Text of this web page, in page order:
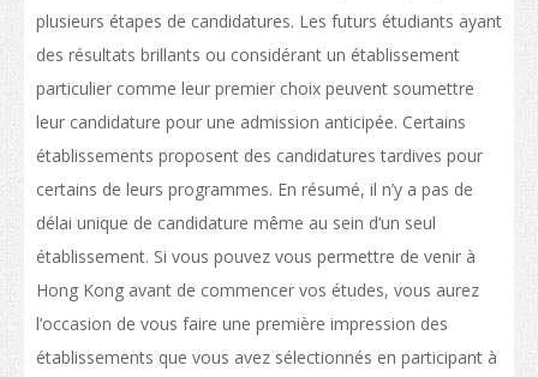
Aspects financiers
Télécommunications
Transport
Carte
Asie
Europe
plusieurs étapes de candidatures. Les futurs étudiants ayant
des résultats brillants ou considérant un établissement
particulier comme leur premier choix peuvent soumettre
leur candidature pour une admission anticipée. Certains
établissements proposent des candidatures tardives pour
certains de leurs programmes. En résumé, il n’y a pas de
délai unique de candidature même au sein d’un seul
établissement. Si vous pouvez vous permettre de venir à
Hong Kong avant de commencer vos études, vous aurez
l’occasion de vous faire une première impression des
établissements que vous avez sélectionnés en participant à